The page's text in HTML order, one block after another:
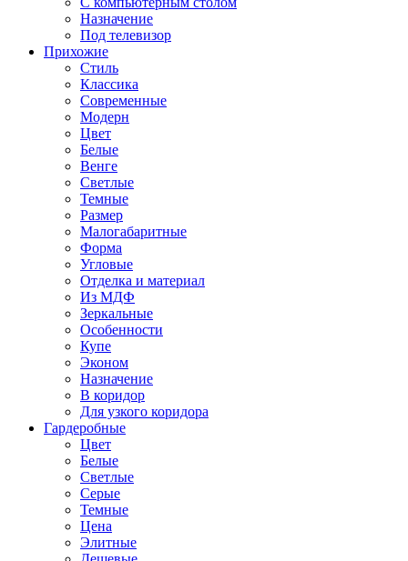
Назначение
Под телевизор
Прихожие
Стиль
Классика
Современные
Модерн
Цвет
Белые
Венге
Светлые
Темные
Размер
Малогабаритные
Форма
Угловые
Отделка и материал
Из МДФ
Зеркальные
Особенности
Купе
Эконом
Назначение
В коридор
Для узкого коридора
Гардеробные
Цвет
Белые
Светлые
Серые
Темные
Цена
Элитные